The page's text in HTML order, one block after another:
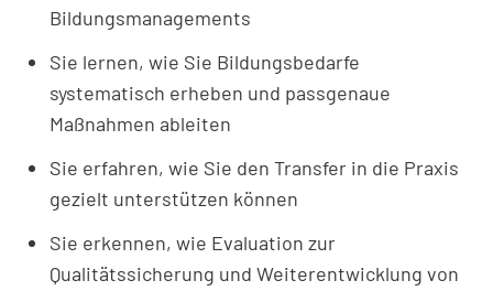
Bildungsmanagements
Sie lernen, wie Sie Bildungsbedarfe
systematisch erheben und passgenaue
Maßnahmen ableiten
Sie erfahren, wie Sie den Transfer in die Praxis
gezielt unterstützen können
Sie erkennen, wie Evaluation zur
Qualitätssicherung und Weiterentwicklung von